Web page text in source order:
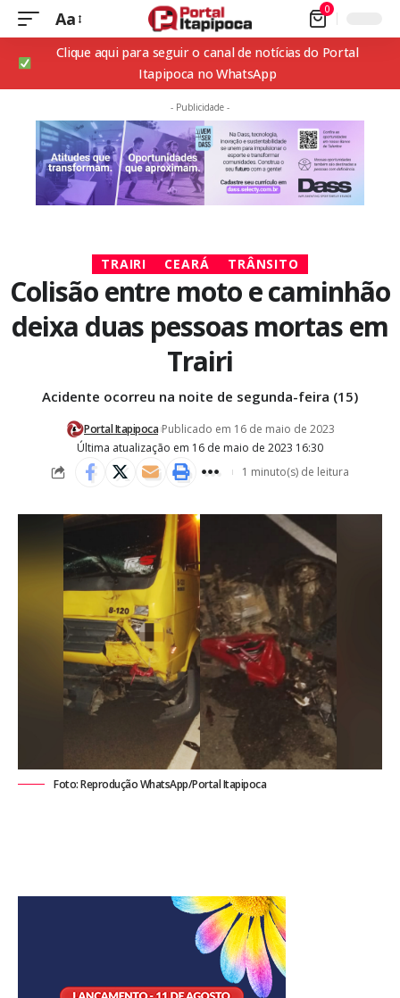
Aa 0
Clique aqui para seguir o canal de notícias do Portal
Itapipoca no WhatsApp
- Publicidade -
TRAIRI CEARÁ TRÂNSITO
Colisão entre moto e caminhão
deixa duas pessoas mortas em
Trairi
Acidente ocorreu na noite de segunda-feira (15)
Última atualização em 16 de maio de 2023 16:30
Portal Itapipoca Publicado em 16 de maio de 2023
1 minuto(s) de leitura
Foto: Reprodução WhatsApp/Portal Itapipoca